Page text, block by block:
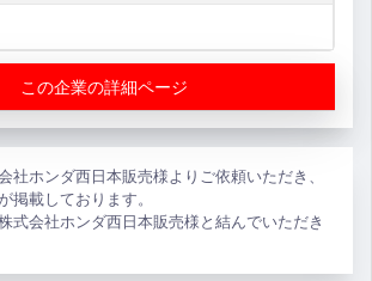
この企業の詳細ページ
社ホンダ西日本販売様よりご依頼いただき、
掲載しております。
式会社ホンダ西日本販売様と結んでいただき